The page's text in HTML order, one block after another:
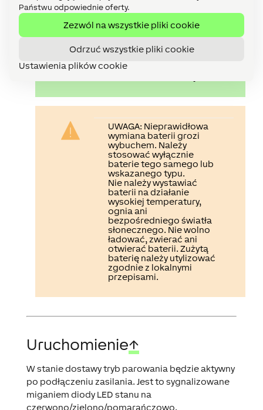
Państwu odpowiednie oferty.
Zezwól na wszystkie pliki cookie
Odrzuć wszystkie pliki cookie
Ustawienia plików cookieZalecamy stosowanie
UWAGA: Nieprawidłowa
wymiana baterii grozi
wybuchem. Należy
stosować wyłącznie
baterie tego samego lub
wskazanego typu.
Nie należy wystawiać
baterii na działanie
wysokiej temperatury,
ognia ani
bezpośredniego światła
słonecznego. Nie wolno
ładować, zwierać ani
otwierać baterii. Zużytą
baterię należy utylizować
zgodnie z lokalnymi
przepisami.
Uruchomienie↑
W stanie dostawy tryb parowania będzie aktywny
po podłączeniu zasilania. Jest to sygnalizowane
miganiem diody LED stanu na
czerwono/zielono/pomarańczowo.